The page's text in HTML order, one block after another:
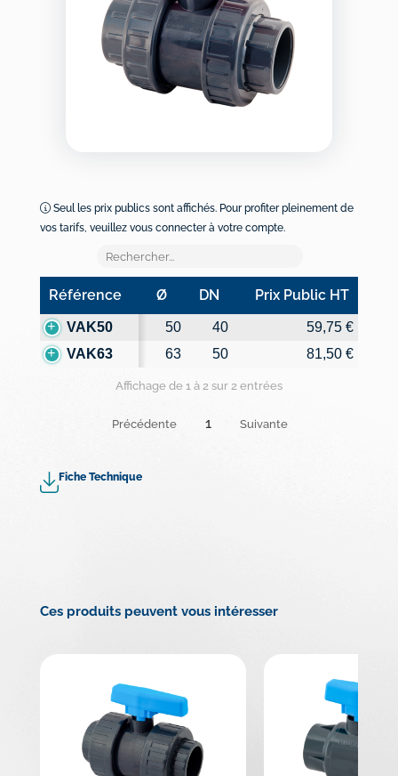
Seul les prix publics sont affichés. Pour profiter pleinement de
vos tarifs, veuillez vous connecter à votre compte.
Référence Ø DN Prix Public HT
Référence Ø DN Prix Public HT
VAK50 50 40
59,75 €
VAK63
63 50 81,50 €
Affichage de 1 à 2 sur 2 entrées
Précédente 1 Suivante
Fiche Technique
Ces produits peuvent vous intéresser